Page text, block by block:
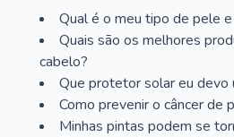
Qual é o meu tipo de pele
Quais são os melhores
cabelo?
Que protetor solar eu devo
Como prevenir o câncer de
Minhas pintas podem se